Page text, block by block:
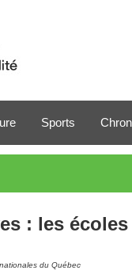
Sports
: les écoles
du Québec